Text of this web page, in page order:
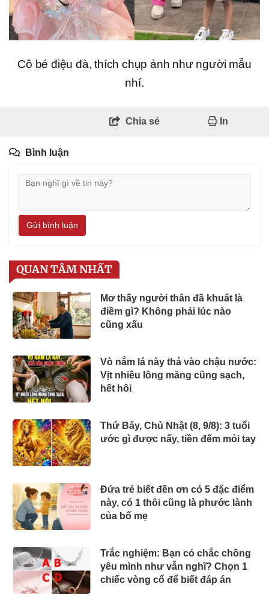
Cô bé điệu đà, thích chụp ảnh như người mẫu
nhí.
Chia sẻ In
Bình luận
Gửi bình luận
QUAN TÂM NHẤT
Mơ thấy người thân đã khuất là
điềm gì? Không phải lúc nào
cũng xấu
Vò nắm lá này thả vào chậu nước:
Vịt nhiều lông măng cũng sạch,
hết hôi
Thứ Bảy, Chủ Nhật (8, 9/8): 3 tuổi
ước gì được nấy, tiền đếm mỏi tay
Đứa trẻ biết đền ơn có 5 đặc điểm
này, có 1 thôi cũng là phước lành
của bố mẹ
Trắc nghiệm: Bạn có chắc chồng
yêu mình như vẫn nghĩ? Chọn 1
chiếc vòng cổ để biết đáp án